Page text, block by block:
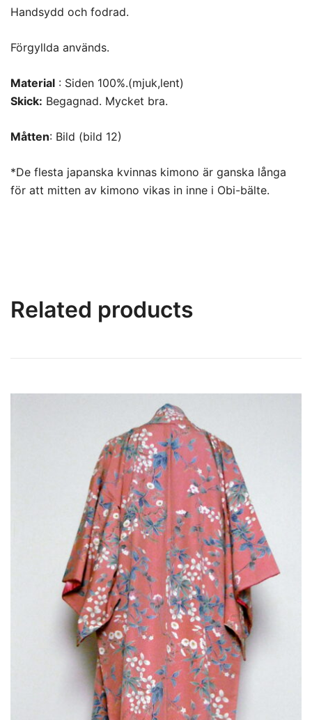
Handsydd och fodrad.
Förgyllda används.
Material : Siden 100%.(mjuk,lent)
Skick: Begagnad. Mycket bra.
Måtten: Bild (bild 12)
*De flesta japanska kvinnas kimono är ganska långa
för att mitten av kimono vikas in inne i Obi-bälte.
Related products